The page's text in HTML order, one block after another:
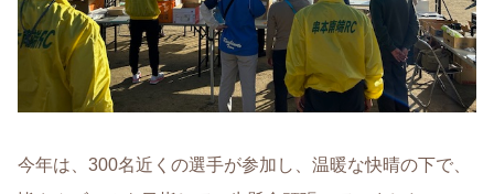
今年は、300名近くの選手が参加し、温暖な快晴の下で、